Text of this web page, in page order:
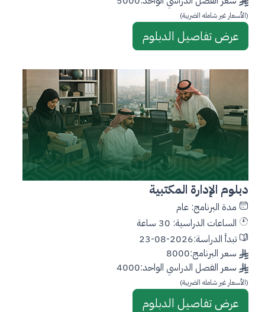
(الأسعار غير شامله الضريبة)
عرض تفاصيل الدبلوم
دبلوم الإدارة المكتبية
مدة البرنامج: عام
الساعات الدراسية: 30 ساعة
تبدأ الدراسة:2026-08-23
سعر البرنامج:8000
سعر الفصل الدراسي الواحد:4000
(الأسعار غير شامله الضريبة)
عرض تفاصيل الدبلوم